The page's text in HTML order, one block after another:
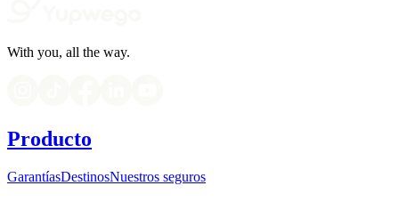
With you, all the way.
Producto
GarantíasDestinosNuestros seguros